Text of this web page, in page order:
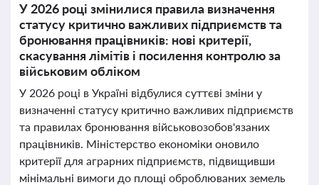
У 2026 році змінилися правила визначення
статусу критично важливих підприємств та
бронювання працівників: нові критерії,
скасування лімітів і посилення контролю за
військовим обліком
У 2026 році в Україні відбулися суттєві зміни у
визначенні статусу критично важливих підприємств
та правилах бронювання військовозобов'язаних
працівників. Міністерство економіки оновило
критерії для аграрних підприємств, підвищивши
мінімальні вимоги до площі оброблюваних земель